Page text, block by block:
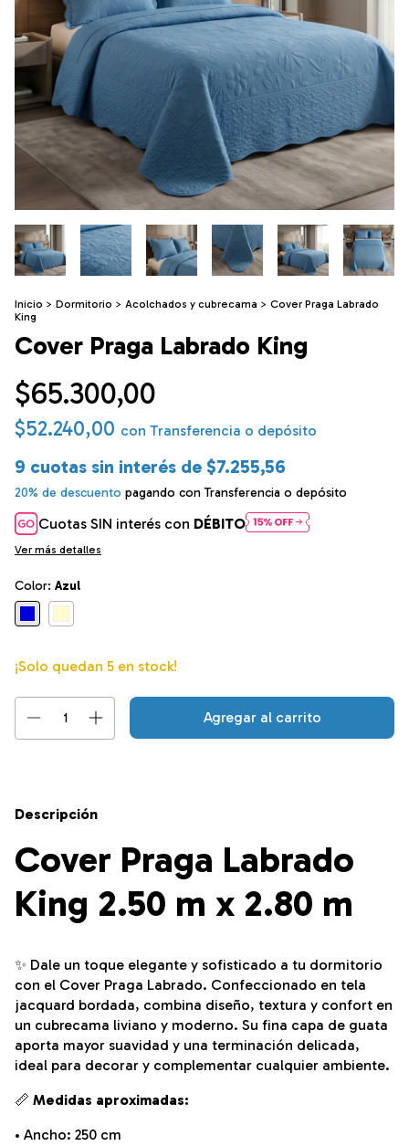
Inicio > Dormitorio > Acolchados y cubrecama > Cover Praga Labrado
King
Cover Praga Labrado King
$65.300,00
$52.240,00 con Transferencia o depósito
Cuotas SIN interés con DÉBITO
9 cuotas sin interés de $7.255,56
20% de descuento pagando con Transferencia o depósito
Ver más detalles
Color: Azul
¡Solo quedan 5 en stock!
Descripción
Cover Praga Labrado
King 2.50 m x 2.80 m
✨ Dale un toque elegante y sofisticado a tu dormitorio
con el Cover Praga Labrado. Confeccionado en tela
jacquard bordada, combina diseño, textura y confort en
un cubrecama liviano y moderno. Su fina capa de guata
aporta mayor suavidad y una terminación delicada,
ideal para decorar y complementar cualquier ambiente.
📏 Medidas aproximadas:
• Ancho: 250 cm